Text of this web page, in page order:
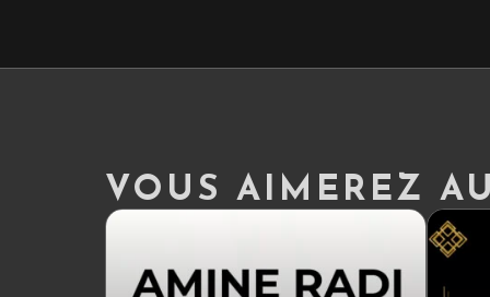
VOUS AIMEREZ